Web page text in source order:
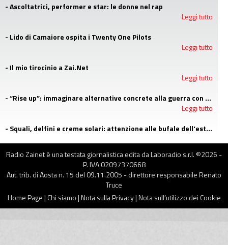
- Ascoltatrici, performer e star: le donne nel rap
Leggi tutto
- Lido di Camaiore ospita i Twenty One Pilots
Leggi tutto
- Il mio tirocinio a Zai.Net
Leggi tutto
- “Rise up”: immaginare alternative concrete alla guerra con i campi estivi di Emergency
Leggi tutto
- Squali, delfini e creme solari: attenzione alle bufale dell'estate
Radio Zainet è una testata giornalistica edita da Laboradio s.r.l. ©2026 -
P. IVA 02097370668
Aut. trib. di Aosta n. 15 del 09.11.2005 - direttore responsabile Renato
Truce
Home Page|Chi siamo|Nota sulla Privacy|Nota sull’utilizzo dei Cookie